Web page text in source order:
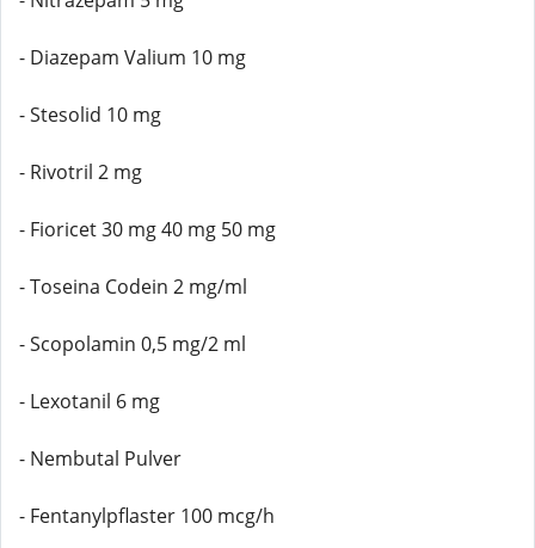
- Diazepam Valium 10 mg
- Stesolid 10 mg
- Rivotril 2 mg
- Fioricet 30 mg 40 mg 50 mg
- Toseina Codein 2 mg/ml
- Scopolamin 0,5 mg/2 ml
- Lexotanil 6 mg
- Nembutal Pulver
- Fentanylpflaster 100 mcg/h